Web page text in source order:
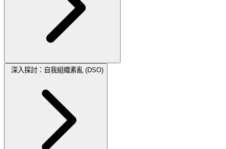
深入探討：自我組織紊亂 (DSO)